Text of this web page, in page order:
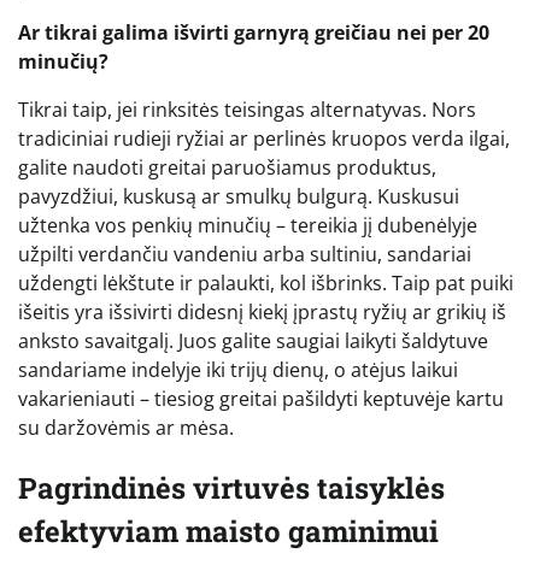
Ar tikrai galima išvirti garnyrą greičiau nei per 20
minučių?
Tikrai taip, jei rinksitės teisingas alternatyvas. Nors
tradiciniai rudieji ryžiai ar perlinės kruopos verda ilgai,
galite naudoti greitai paruošiamus produktus,
pavyzdžiui, kuskusą ar smulkų bulgurą. Kuskusui
užtenka vos penkių minučių – tereikia jį dubenėlyje
užpilti verdančiu vandeniu arba sultiniu, sandariai
uždengti lėkštute ir palaukti, kol išbrinks. Taip pat puiki
išeitis yra išsivirti didesnį kiekį įprastų ryžių ar grikių iš
anksto savaitgalį. Juos galite saugiai laikyti šaldytuve
sandariame indelyje iki trijų dienų, o atėjus laikui
vakarieniauti – tiesiog greitai pašildyti keptuvėje kartu
su daržovėmis ar mėsa.
Pagrindinės virtuvės taisyklės
efektyviam maisto gaminimui